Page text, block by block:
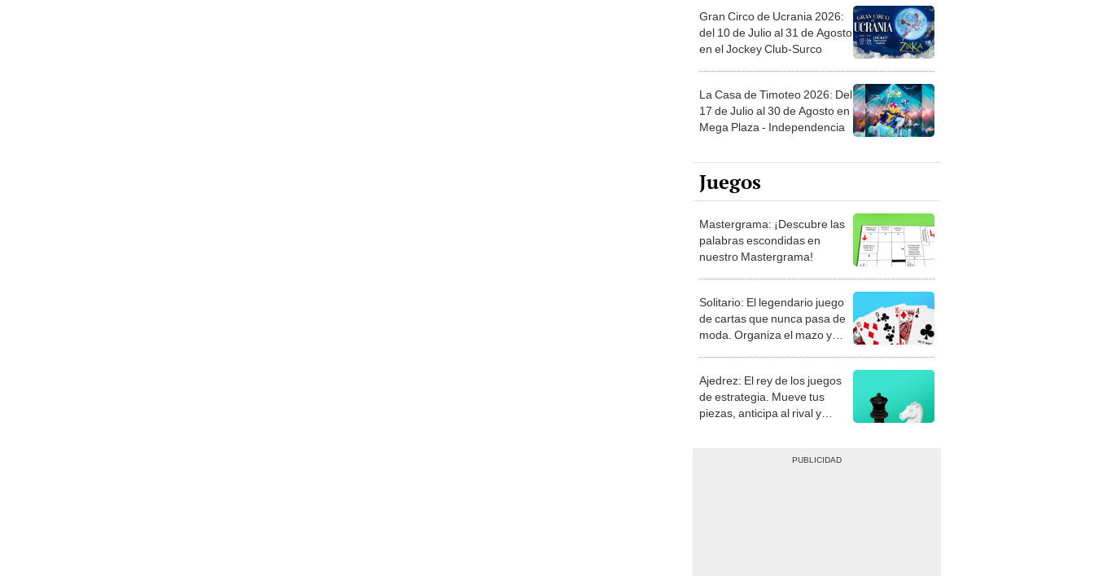
Gran Circo de Ucrania 2026:
del 10 de Julio al 31 de Agosto
en el Jockey Club-Surco
La Casa de Timoteo 2026: Del
17 de Julio al 30 de Agosto en
Mega Plaza - Independencia
Juegos
Mastergrama: ¡Descubre las
palabras escondidas en
nuestro Mastergrama!
Solitario: El legendario juego
de cartas que nunca pasa de
moda. Organiza el mazo y
Ajedrez: El rey de los juegos
de estrategia. Mueve tus
piezas, anticipa al rival y